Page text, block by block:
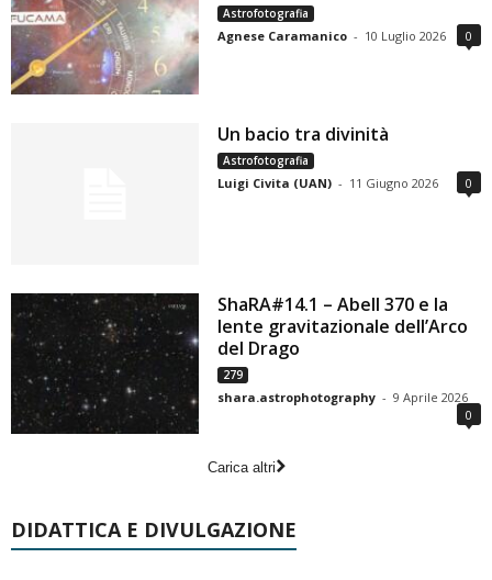
Astrofotografia
Agnese Caramanico - 10 Luglio 2026 0
Un bacio tra divinità
Astrofotografia
Luigi Civita (UAN) - 11 Giugno 2026 0
ShaRA#14.1 – Abell 370 e la
lente gravitazionale dell’Arco
del Drago
279
shara.astrophotography - 9 Aprile 2026
0
Carica altri
DIDATTICA E DIVULGAZIONE